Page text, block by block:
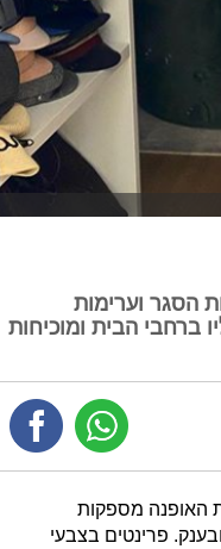
הסגר וערימות
ברחבי הבית ומוכיחות
האופנה מספקות
פרינטים בצבעי